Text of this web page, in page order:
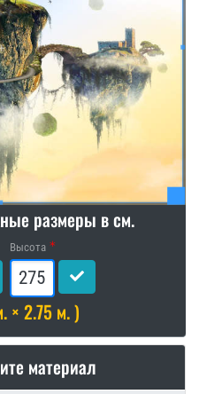
размеры в см.
Высота
× 2.75 м. )
материал